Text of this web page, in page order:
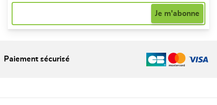
Paiement sécurisé